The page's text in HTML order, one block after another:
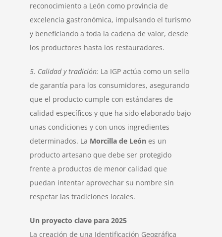
reconocimiento a León como provincia de
excelencia gastronómica, impulsando el turismo
y beneficiando a toda la cadena de valor, desde
los productores hasta los restauradores.
5. Calidad y tradición: La IGP actúa como un sello
de garantía para los consumidores, asegurando
que el producto cumple con estándares de
calidad específicos y que ha sido elaborado bajo
unas condiciones y con unos ingredientes
determinados. La Morcilla de León es un
producto artesano que debe ser protegido
frente a productos de menor calidad que
puedan intentar aprovechar su nombre sin
respetar las tradiciones locales.
Un proyecto clave para 2025
La creación de una Identificación Geográfica